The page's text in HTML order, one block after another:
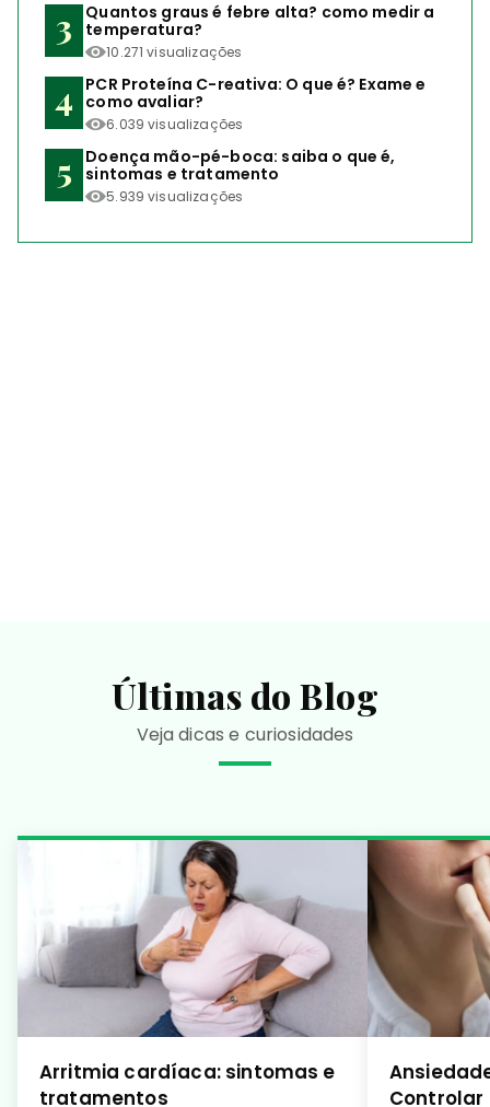
Quantos graus é febre alta? como medir a
temperatura?
10.271 visualizações
PCR Proteína C-reativa: O que é? Exame e
como avaliar?
6.039 visualizações
Doença mão-pé-boca: saiba o que é,
sintomas e tratamento
5.939 visualizações
Últimas do Blog
Veja dicas e curiosidades
Arritmia cardíaca: sintomas e
tratamentos
Controlar